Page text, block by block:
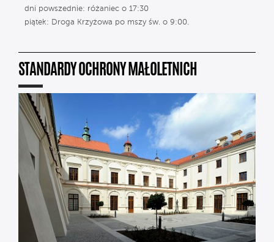
dni powszednie: różaniec o 17:30
piątek: Droga Krzyżowa po mszy św. o 9:00.
STANDARDY OCHRONY MAŁOLETNICH